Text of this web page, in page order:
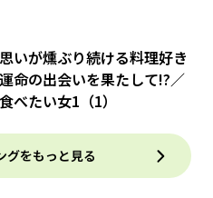
いが燻ぶり続ける料理好き
命の出会いを果たして!?／
べたい女1（1）
グをもっと見る